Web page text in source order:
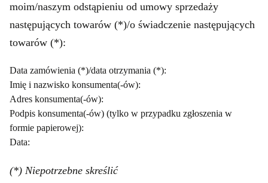
moim/naszym odstąpieniu od umowy sprzedaży
następujących towarów (*)/o świadczenie następujących
towarów (*):
Data zamówienia (*)/data otrzymania (*):
Imię i nazwisko konsumenta(-ów):
Adres konsumenta(-ów):
Podpis konsumenta(-ów) (tylko w przypadku zgłoszenia w
formie papierowej):
Data:
(*) Niepotrzebne skreślić